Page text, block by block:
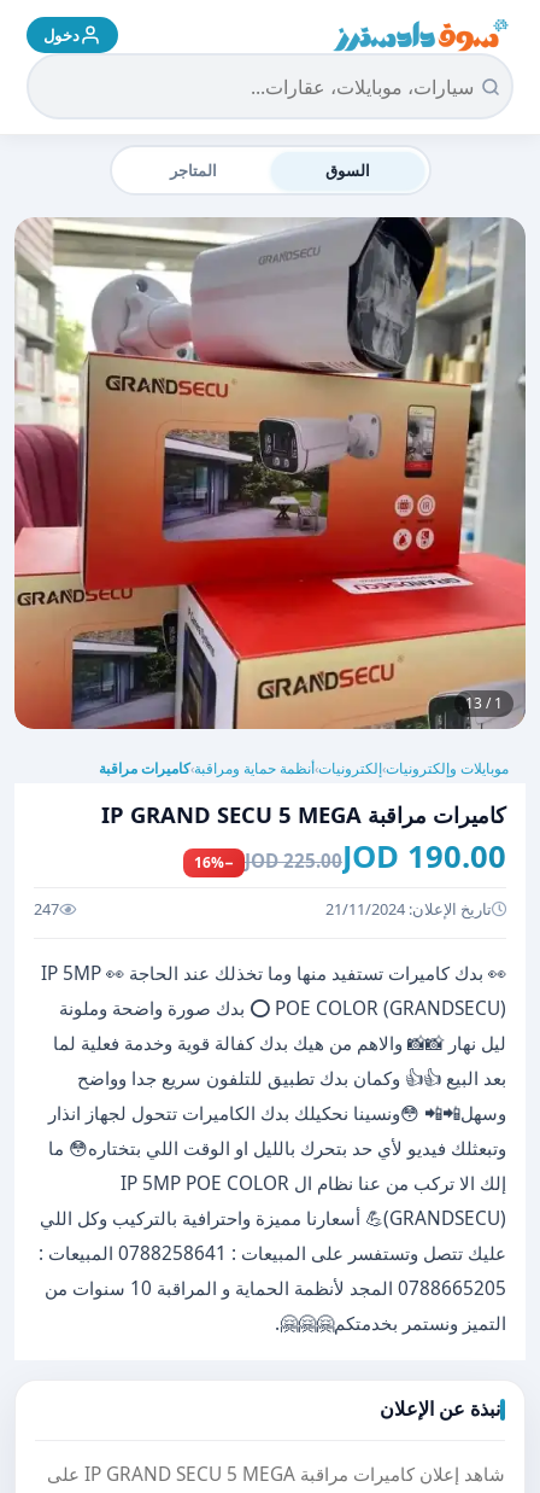
سوق دادسترز الرئيسية دخول
السوق المتاجر
1 / 13
موبايلات وإلكترونيات›إلكترونيات›أنظمة حماية ومراقبة›كاميرات مراقبة
كاميرات مراقبة IP GRAND SECU 5 MEGA
190.00 JOD
225.00 JOD
−16%
تاريخ الإعلان: 21/11/2024 247
👀 بدك كاميرات تستفيد منها وما تخذلك عند الحاجة 👀 IP 5MP
POE COLOR (GRANDSECU) ⭕ بدك صورة واضحة وملونة
ليل نهار 📸📸 والاهم من هيك بدك كفالة قوية وخدمة فعلية لما
بعد البيع 👍👍 وكمان بدك تطبيق للتلفون سريع جدا وواضح
وسهل📲📲 😳ونسينا نحكيلك بدك الكاميرات تتحول لجهاز انذار
وتبعثلك فيديو لأي حد بتحرك بالليل او الوقت اللي بتختاره😳 ما
إلك الا تركب من عنا نظام ال IP 5MP POE COLOR
(GRANDSECU)💪 أسعارنا مميزة واحترافية بالتركيب وكل اللي
عليك تتصل وتستفسر على المبيعات : 0788258641 المبيعات :
0788665205 المجد لأنظمة الحماية و المراقبة 10 سنوات من
التميز ونستمر بخدمتكم🤗🤗🤗.
نبذة عن الإعلان
شاهد إعلان كاميرات مراقبة IP GRAND SECU 5 MEGA على